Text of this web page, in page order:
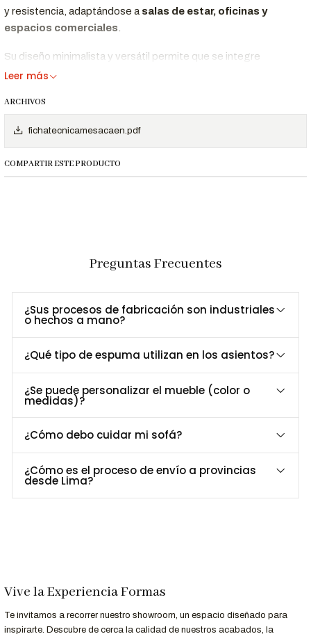
y resistencia, adaptándose a salas de estar, oficinas y
espacios comerciales
Su diseño minimalista y versátil permite que se integre
perfectamente en diferentes tipos de decoración, desde
Características Destacadas
y elegante
espacios comerciales
Perfecta para combinar con sofás y
seccionales de Formas Home.
Dimensiones y Especificaciones
Especificación
Medida
Ancho
65 cm
Material del tablero MDF enchapado
Estructura base
Patas de metal
Perfecta para Cualquier Espacio
Para salas modernas y minimalistas.
Ideal para oficinas y salas de espera.
Complementa cualquier sofá o seccional con su diseño
Entrega y Garantía
Servicio
Detalle
Tiempo de entregaEntrega en10 a 15 díaslaborables.
Leer más
ARCHIVOS
fichatecnicamesacaen.pdf
COMPARTIR ESTE PRODUCTO
Preguntas Frecuentes
¿Sus procesos de fabricación son industriales
o hechos a mano?
¿Qué tipo de espuma utilizan en los asientos?
¿Se puede personalizar el mueble (color o
medidas)?
¿Cómo debo cuidar mi sofá?
¿Cómo es el proceso de envío a provincias
desde Lima?
Vive la Experiencia Formas
Te invitamos a recorrer nuestro showroom, un espacio diseñado para
inspirarte. Descubre de cerca la calidad de nuestros acabados, la